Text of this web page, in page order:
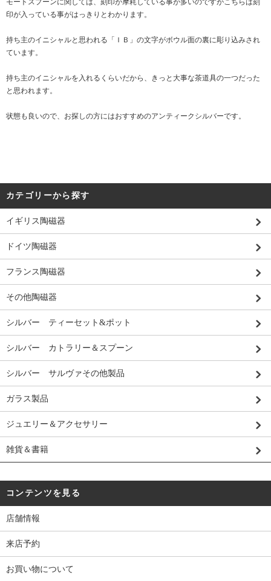
モートスプーンに関しては、刻印が摩耗している事が多いのですがこちらは刻
印が入っている事がはっきりとわかります。
持ち主のイニシャルと思われる「ＩＢ」の文字がボウル面の裏に彫り込みされ
ています。
持ち主のイニシャルを入れるくらいだから、きっと大事な茶道具の一つだった
と思われます。
状態も良いので、お探しの方にはおすすめのアンティークシルバーです。
カテゴリーから探す
イギリス陶磁器
ドイツ陶磁器
フランス陶磁器
その他陶磁器
シルバー ティーセット&ポット
シルバー カトラリー＆スプーン
シルバー サルヴァその他製品
ガラス製品
ジュエリー＆アクセサリー
雑貨＆書籍
コンテンツを見る
店舗情報
来店予約
お買い物について